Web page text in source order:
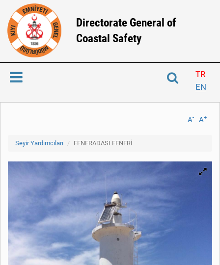
Directorate General of
Coastal Safety
TR
EN
A+
A-
Seyir Yardımcıları FENERADASI FENERİ